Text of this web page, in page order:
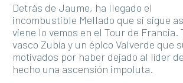
Detrás de Jaume, ha llegado el
incombustible Mellado que si sigue
viene lo vemos en el Tour de Francia.
vasco Zubía y un épico Valverde que
motivados por haber dejado al líder
hecho una ascensión impoluta.